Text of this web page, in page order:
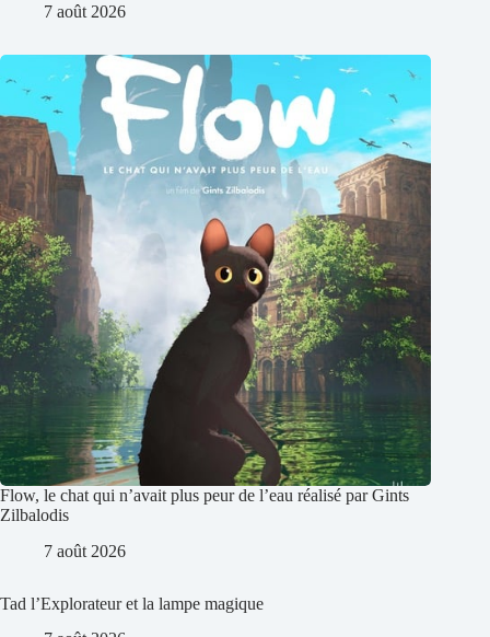
7 août 2026
Flow, le chat qui n’avait plus peur de l’eau réalisé par Gints
Zilbalodis
7 août 2026
Tad l’Explorateur et la lampe magique